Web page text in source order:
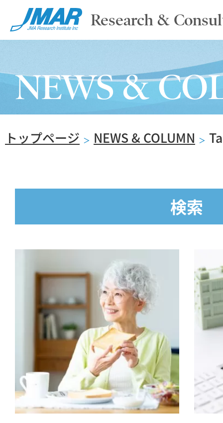
Research &
ABOUT
SERVICE
NEWS & COLUMN
COMPANY
PERSON
CONTACT
NEWS &
トップページ ＞ NEWS & COLUMN ＞
検索